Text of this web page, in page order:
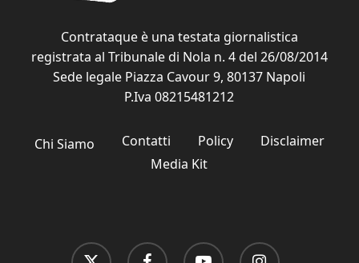
Contrataque è una testata giornalistica
registrata al Tribunale di Nola n. 4 del 26/08/2014
Sede legale Piazza Cavour 9, 80137 Napoli
P.Iva 08215481212
Chi Siamo Contatti Policy
Disclaimer
Media Kit
x-
facebook youtube instagram